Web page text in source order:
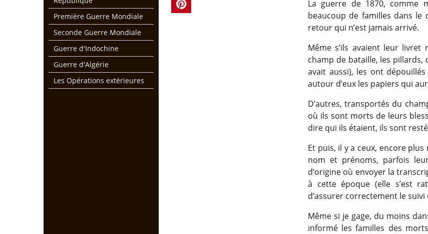
Première Guerre Mondiale
Seconde Guerre Mondiale
Guerre d'Indochine
Guerre d'Algérie
Les Opérations extérieures
La guerre de 1870, comme
beaucoup de familles dans le
retour qui n’est jamais arrivé.
Même s’ils avaient leur
champ de bataille, les pillards,
avait aussi), les ont
autour d’eux les papiers qui
D’autres, transportés du
où ils sont morts de leurs
dire qui ils étaient, ils sont
Et puis, il y a ceux, encore
nom et prénoms, parfois
d’origine où envoyer la
à cette époque (elle s’est
d’assurer correctement le suivi
Même si je gage, du moins
informé les familles des